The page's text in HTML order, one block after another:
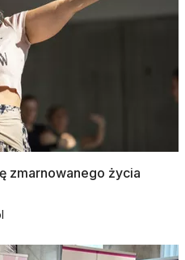
zmarnowanego życia